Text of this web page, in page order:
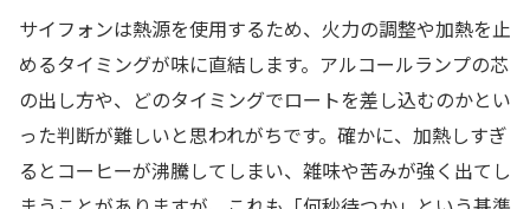
サイフォンは熱源を使用するため、火力の調整や加熱を止
めるタイミングが味に直結します。アルコールランプの芯
の出し方や、どのタイミングでロートを差し込むのかとい
った判断が難しいと思われがちです。確かに、加熱しすぎ
るとコーヒーが沸騰してしまい、雑味や苦みが強く出てし